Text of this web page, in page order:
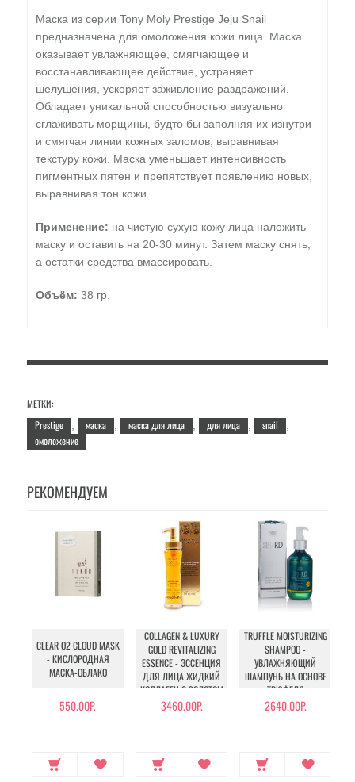
Маска из серии Tony Moly Prestige Jeju Snail
предназначена для омоложения кожи лица. Маска
оказывает увлажняющее, смягчающее и
восстанавливающее действие, устраняет
шелушения, ускоряет заживление раздражений.
Обладает уникальной способностью визуально
сглаживать морщины, будто бы заполняя их изнутри
и смягчая линии кожных заломов, выравнивая
текстуру кожи. Маска уменьшает интенсивность
пигментных пятен и препятствует появлению новых,
выравнивая тон кожи.
Применение: на чистую сухую кожу лица наложить
маску и оставить на 20-30 минут. Затем маску снять,
а остатки средства вмассировать.
Объём: 38 гр.
МЕТКИ:
Prestige
маска маска для лица для лица snail
омоложение
РЕКОМЕНДУЕМ
CLEAR O2 CLOUD MASK
- КИСЛОРОДНАЯ
МАСКА-ОБЛАКО
550.00Р.
COLLAGEN & LUXURY
GOLD REVITALIZING
ESSENCE - ЭССЕНЦИЯ
ДЛЯ ЛИЦА ЖИДКИЙ
КОЛЛАГЕН С ЗОЛОТОМ
3460.00Р.
TRUFFLE MOISTURIZING
SHAMPOO -
УВЛАЖНЯЮЩИЙ
ШАМПУНЬ НА ОСНОВЕ
ТРЮФЕЛЯ
2640.00Р.